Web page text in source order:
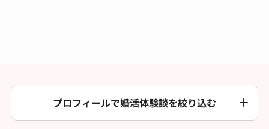
プロフィールで婚活体験談を絞り込む